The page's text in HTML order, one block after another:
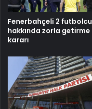
Fenerbahçeli 2 futbolcu
hakkında zorla getirme
kararı